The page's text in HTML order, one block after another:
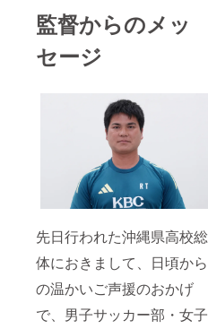
監督からのメッ
セージ
先日行われた沖縄県高校総
体におきまして、日頃から
の温かいご声援のおかげ
で、男子サッカー部・女子